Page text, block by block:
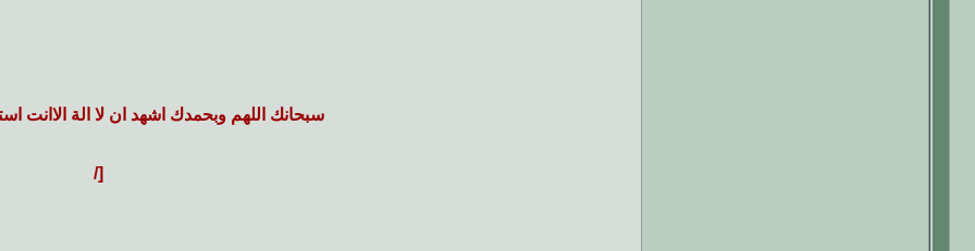
سبحانك اللهم وبحمدك اشهد ان لا الة الاانت
[/